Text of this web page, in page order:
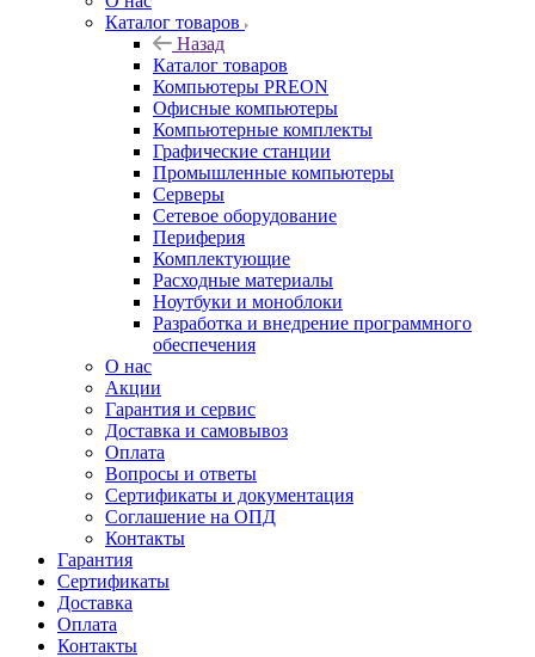
Каталог товаров
Назад
Каталог товаров
Компьютеры PREON
Офисные компьютеры
Компьютерные комплекты
Графические станции
Промышленные компьютеры
Серверы
Сетевое оборудование
Периферия
Комплектующие
Расходные материалы
Ноутбуки и моноблоки
Разработка и внедрение программного
обеспечения
О нас
Акции
Гарантия и сервис
Доставка и самовывоз
Оплата
Вопросы и ответы
Сертификаты и документация
Соглашение на ОПД
Контакты
Гарантия
Сертификаты
Доставка
Оплата
Контакты